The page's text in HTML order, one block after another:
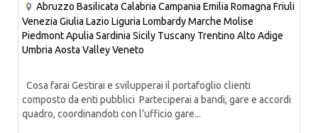
Abruzzo Basilicata Calabria Campania Emilia Romagna Friuli
Venezia Giulia Lazio Liguria LombardyMarche Molise
PiedmontApulia Sardinia Sicily Tuscany Trentino Alto Adige
Umbria Aosta ValleyVeneto
Cosa farai Gestirai e svilupperai il portafoglio clienti
composto da enti pubblici Parteciperai a bandi, gare e accordi
quadro, coordinandoti con l’ufficio gare...